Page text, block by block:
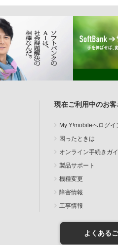
現在ご利用中のお客
My Y!mobileへログイ
困ったときは
オンライン手続きガ
製品サポート
機種変更
障害情報
工事情報
よくある